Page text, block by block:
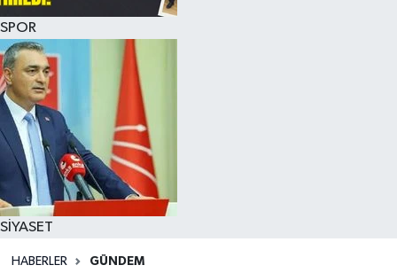
SPOR
SİYASET
HABERLER GÜNDEM